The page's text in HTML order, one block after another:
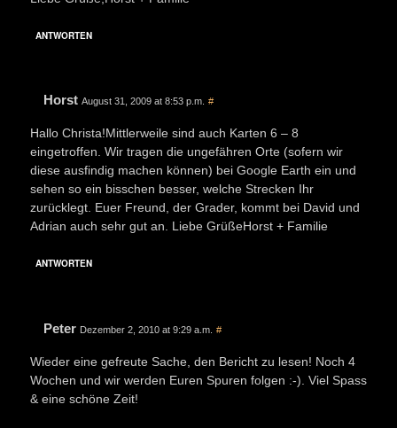
ANTWORTEN
Horst August 31, 2009 at 8:53 p.m. #
Hallo Christa!Mittlerweile sind auch Karten 6 – 8
eingetroffen. Wir tragen die ungefähren Orte (sofern wir
diese ausfindig machen können) bei Google Earth ein und
sehen so ein bisschen besser, welche Strecken Ihr
zurücklegt. Euer Freund, der Grader, kommt bei David und
Adrian auch sehr gut an. Liebe GrüßeHorst + Familie
ANTWORTEN
Peter Dezember 2, 2010 at 9:29 a.m. #
Wieder eine gefreute Sache, den Bericht zu lesen! Noch 4
Wochen und wir werden Euren Spuren folgen :-). Viel Spass
& eine schöne Zeit!